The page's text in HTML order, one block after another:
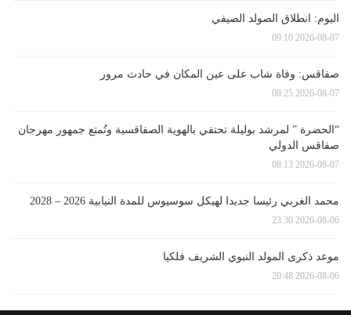
اليوم: انطلاق الصولد الصيفي
2026-08-07 09:10
صفاقس: وفاة شاب على عين المكان في حادث مرور
2026-08-07 08:25
“الحضرة ” لمرشد بوليلة تحتفي بالهوية الصفاقسية وتُمتع جمهور مهرجان
صفاقس الدولي
2026-08-07 08:13
محمد الغربي رئيسا جديدا لهيكل سوسيوس للمدة النيابية 2026 – 2028
2026-08-06 23:30
موعد ذكرى المولد النبوي الشريف فلكيا
2026-08-06 20:48